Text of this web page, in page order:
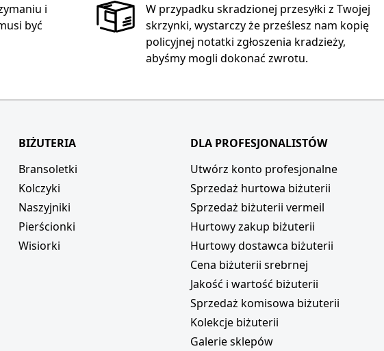
i
być
W przypadku skradzionej przesyłki z Twojej
skrzynki, wystarczy że prześlesz nam kopię
policyjnej notatki zgłoszenia kradzieży,
abyśmy mogli dokonać zwrotu.
BIŻUTERIA
Bransoletki
Kolczyki
Naszyjniki
Pierścionki
Wisiorki
DLA PROFESJONALISTÓW
Utwórz konto profesjonalne
Sprzedaż hurtowa biżuterii
Sprzedaż biżuterii vermeil
Hurtowy zakup biżuterii
Hurtowy dostawca biżuterii
Cena biżuterii srebrnej
Jakość i wartość biżuterii
Sprzedaż komisowa biżuterii
Kolekcje biżuterii
Galerie sklepów